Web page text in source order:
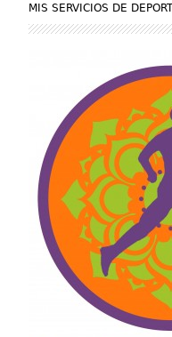
MIS SERVICIOS DE